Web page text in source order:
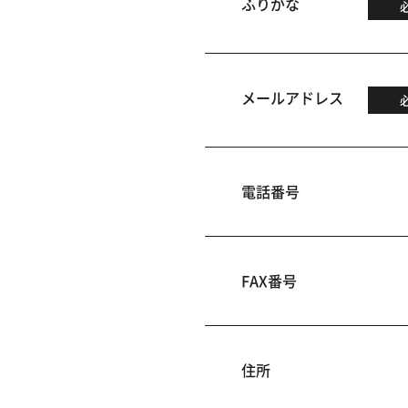
メールアドレス
電話番号
FAX番号
住所